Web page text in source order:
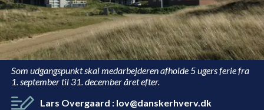
Som udgangspunkt skal medarbejderen afholde 5 ugers ferie fra
1. september til 31. december året efter.
Lars Overgaard : lov@danskerhverv.dk